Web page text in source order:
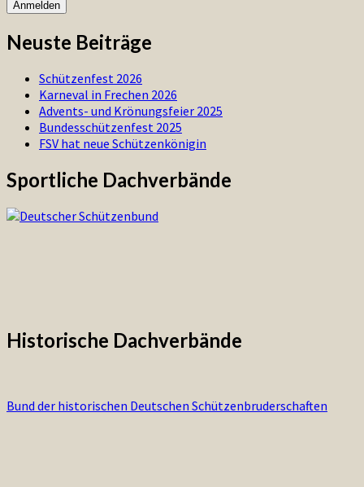
Neuste Beiträge
Schützenfest 2026
Karneval in Frechen 2026
Advents- und Krönungsfeier 2025
Bundesschützenfest 2025
FSV hat neue Schützenkönigin
Sportliche Dachverbände
Historische Dachverbände
Bund der historischen Deutschen Schützenbruderschaften